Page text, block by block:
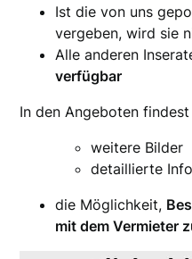
Ist die von uns
vergeben, wird sie
Alle anderen
verfügbar
In den Angeboten
weitere Bilder
detaillierte
die Möglichkeit,
mit dem Vermieter